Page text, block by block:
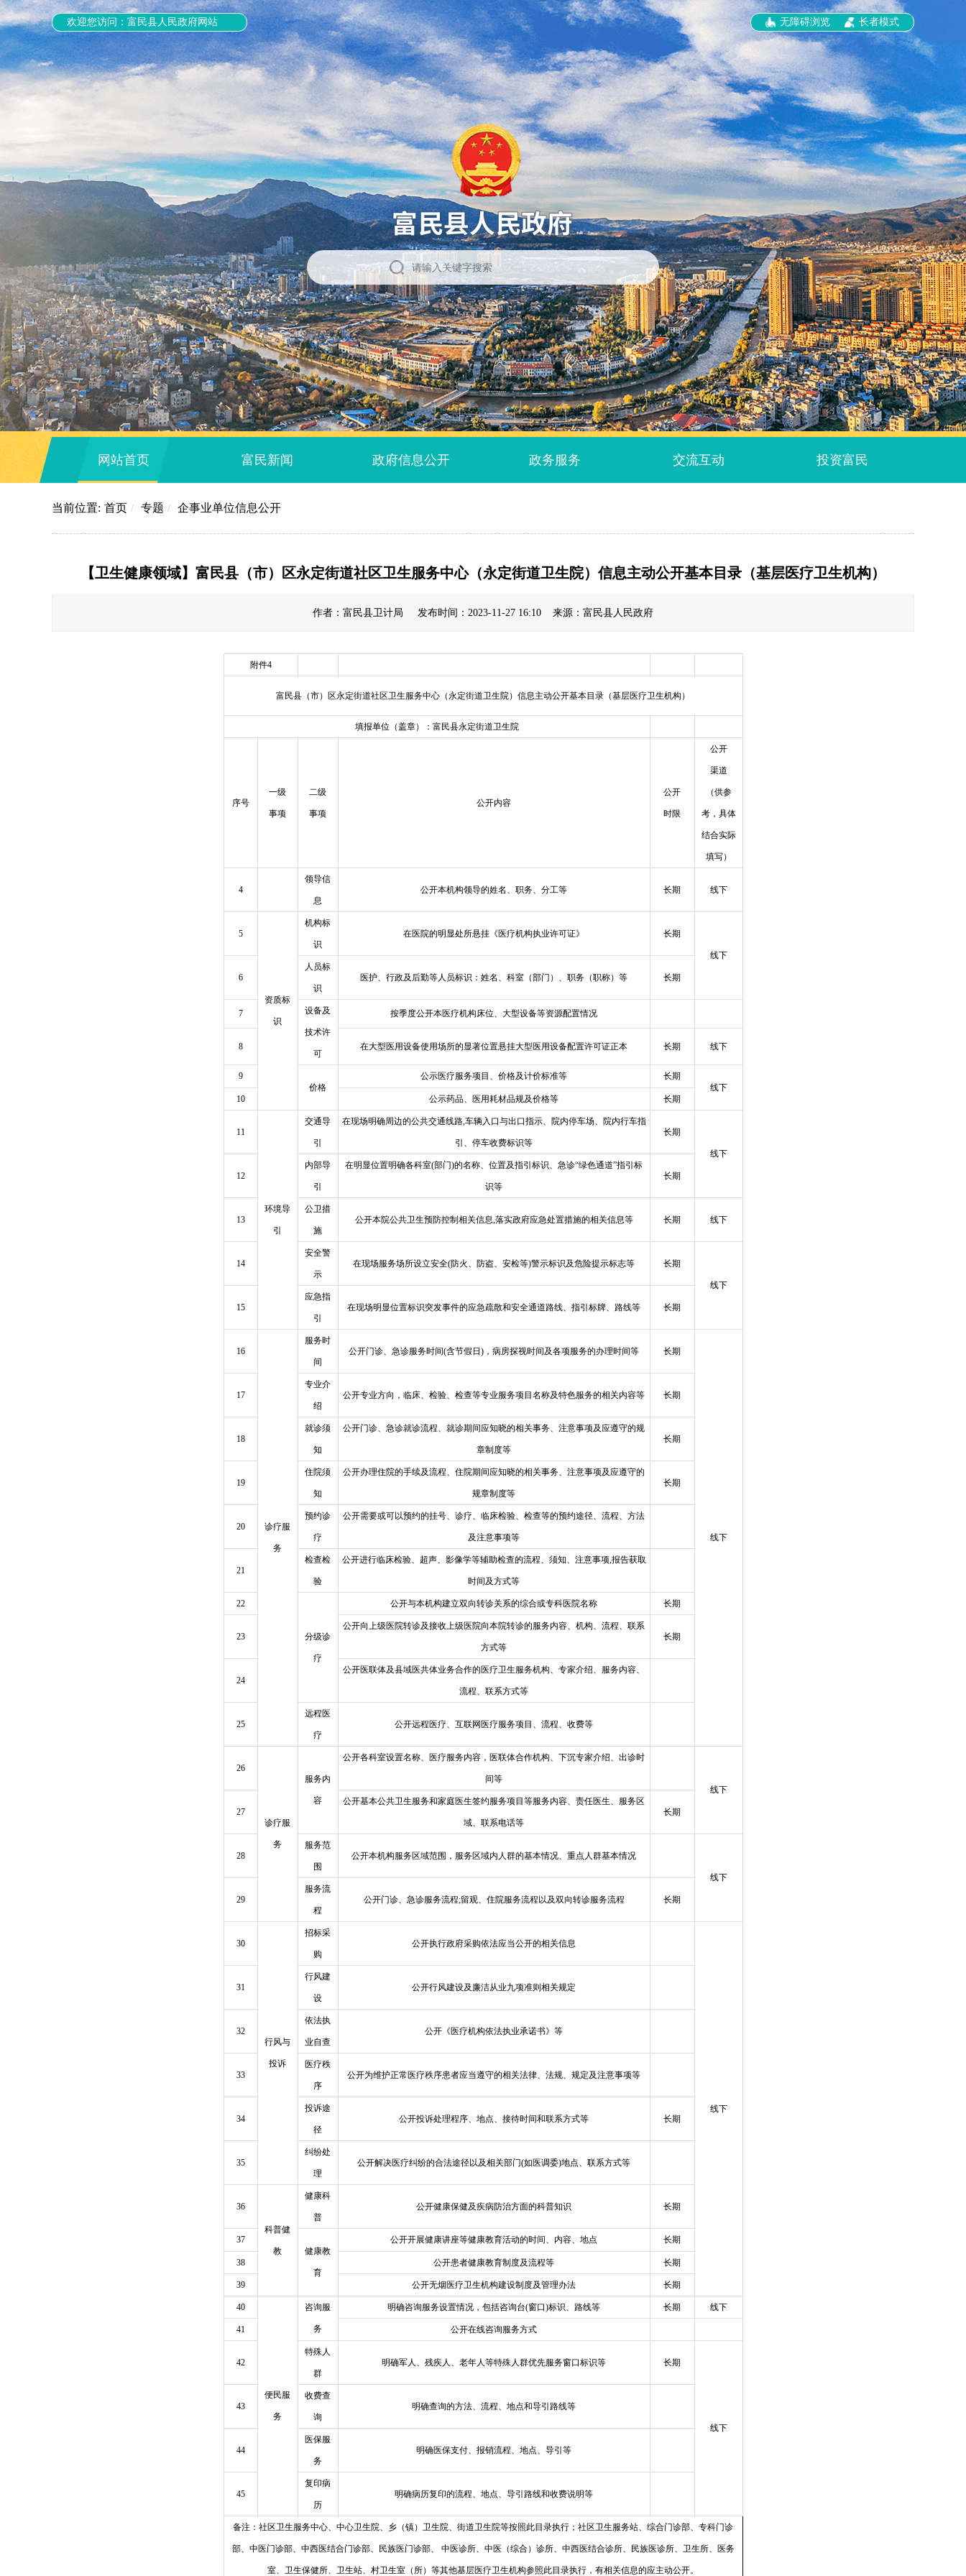
欢迎您访问：富民县人民政府网站 无障碍浏览 长者模式
网站首页 富民新闻 政府信息公开 政务服务 交流互动 投资富民
当前位置: 首页 / 专题 / 企事业单位信息公开
【卫生健康领域】富民县（市）区永定街道社区卫生服务中心（永定街道卫生院）信息主动公开基本目录（基层医疗卫生机构）
作者：富民县卫计局 发布时间：2023-11-27 16:10 来源：富民县人民政府
附件4
富民县（市）区永定街道社区卫生服务中心（永定街道卫生院）信息主动公开基本目录（基层医疗卫生机构）
填报单位（盖章）：富民县永定街道卫生院
序号
一级
事项
二级
事项
公开内容
公开
时限
公开
渠道
（供参
考，具体
结合实际
填写）
4
领导信
息
公开本机构领导的姓名、职务、分工等 长期 线下
5
资质标
识
机构标
识
在医院的明显处所悬挂《医疗机构执业许可证》 长期
线下
6
人员标
识
医护、行政及后勤等人员标识：姓名、科室（部门）、职务（职称）等 长期
7 设备及
技术许
可
按季度公开本医疗机构床位、大型设备等资源配置情况
8 在大型医用设备使用场所的显著位置悬挂大型医用设备配置许可证正本 长期 线下
9
价格
公示医疗服务项目、价格及计价标准等
长期
线下
10
公示药品、医用耗材品规及价格等 长期
11
环境导
引
交通导
引
在现场明确周边的公共交通线路,车辆入口与出口指示、院内停车场、院内行车指
引、停车收费标识等
长期
线下
12
内部导
引
在明显位置明确各科室(部门)的名称、位置及指引标识、急诊“绿色通道”指引标
识等
长期
13
公卫措
施
公开本院公共卫生预防控制相关信息,落实政府应急处置措施的相关信息等 长期 线下
14
安全警
示
在现场服务场所设立安全(防火、防盗、安检等)警示标识及危险提示标志等 长期
线下
15
应急指
引
在现场明显位置标识突发事件的应急疏散和安全通道路线、指引标牌、路线等 长期
16
诊疗服
务
服务时
间
公开门诊、急诊服务时间(含节假日)，病房探视时间及各项服务的办理时间等 长期
线下
17
专业介
绍
公开专业方向，临床、检验、检查等专业服务项目名称及特色服务的相关内容等 长期
18
就诊须
知
公开门诊、急诊就诊流程、就诊期间应知晓的相关事务、注意事项及应遵守的规
章制度等
长期
19
住院须
知
公开办理住院的手续及流程、住院期间应知晓的相关事务、注意事项及应遵守的
规章制度等
长期
20
预约诊
疗
公开需要或可以预约的挂号、诊疗、临床检验、检查等的预约途径、流程、方法
及注意事项等
21
检查检
验
公开进行临床检验、超声、影像学等辅助检查的流程、须知、注意事项,报告获取
时间及方式等
22
分级诊
疗
公开与本机构建立双向转诊关系的综合或专科医院名称 长期
23
公开向上级医院转诊及接收上级医院向本院转诊的服务内容、机构、流程、联系
方式等
长期
24
公开医联体及县域医共体业务合作的医疗卫生服务机构、专家介绍、服务内容、
流程、联系方式等
25
远程医
疗
公开远程医疗、互联网医疗服务项目、流程、收费等
26
诊疗服
务
服务内
容
公开各科室设置名称、医疗服务内容，医联体合作机构、下沉专家介绍、出诊时
间等
线下
27
公开基本公共卫生服务和家庭医生签约服务项目等服务内容、责任医生、服务区
域、联系电话等
长期
28
服务范
围
公开本机构服务区域范围，服务区域内人群的基本情况、重点人群基本情况
线下
29
服务流
程
公开门诊、急诊服务流程;留观、住院服务流程以及双向转诊服务流程 长期
30
行风与
投诉
招标采
购
公开执行政府采购依法应当公开的相关信息
线下
31
行风建
设
公开行风建设及廉洁从业九项准则相关规定
32
依法执
业自查
公开《医疗机构依法执业承诺书》等
33
医疗秩
序
公开为维护正常医疗秩序患者应当遵守的相关法律、法规、规定及注意事项等
34
投诉途
径
公开投诉处理程序、地点、接待时间和联系方式等 长期
35
纠纷处
理
公开解决医疗纠纷的合法途径以及相关部门(如医调委)地点、联系方式等
36
科普健
教
健康科
普
公开健康保健及疾病防治方面的科普知识 长期
37
健康教
育
公开开展健康讲座等健康教育活动的时间、内容、地点 长期
38 公开患者健康教育制度及流程等 长期
39 公开无烟医疗卫生机构建设制度及管理办法 长期
40
便民服
务
咨询服
务
明确咨询服务设置情况，包括咨询台(窗口)标识、路线等 长期 线下
41 公开在线咨询服务方式
42
特殊人
群
明确军人、残疾人、老年人等特殊人群优先服务窗口标识等 长期
线下
43
收费查
询
明确查询的方法、流程、地点和导引路线等
44
医保服
务
明确医保支付、报销流程、地点、导引等
45
复印病
历
明确病历复印的流程、地点、导引路线和收费说明等
备注：社区卫生服务中心、中心卫生院、乡（镇）卫生院、街道卫生院等按照此目录执行；社区卫生服务站、综合门诊部、专科门诊
部、中医门诊部、中西医结合门诊部、民族医门诊部、 中医诊所、中医（综合）诊所、中西医结合诊所、民族医诊所、卫生所、医务
室、卫生保健所、卫生站、村卫生室（所）等其他基层医疗卫生机构参照此目录执行，有相关信息的应主动公开。